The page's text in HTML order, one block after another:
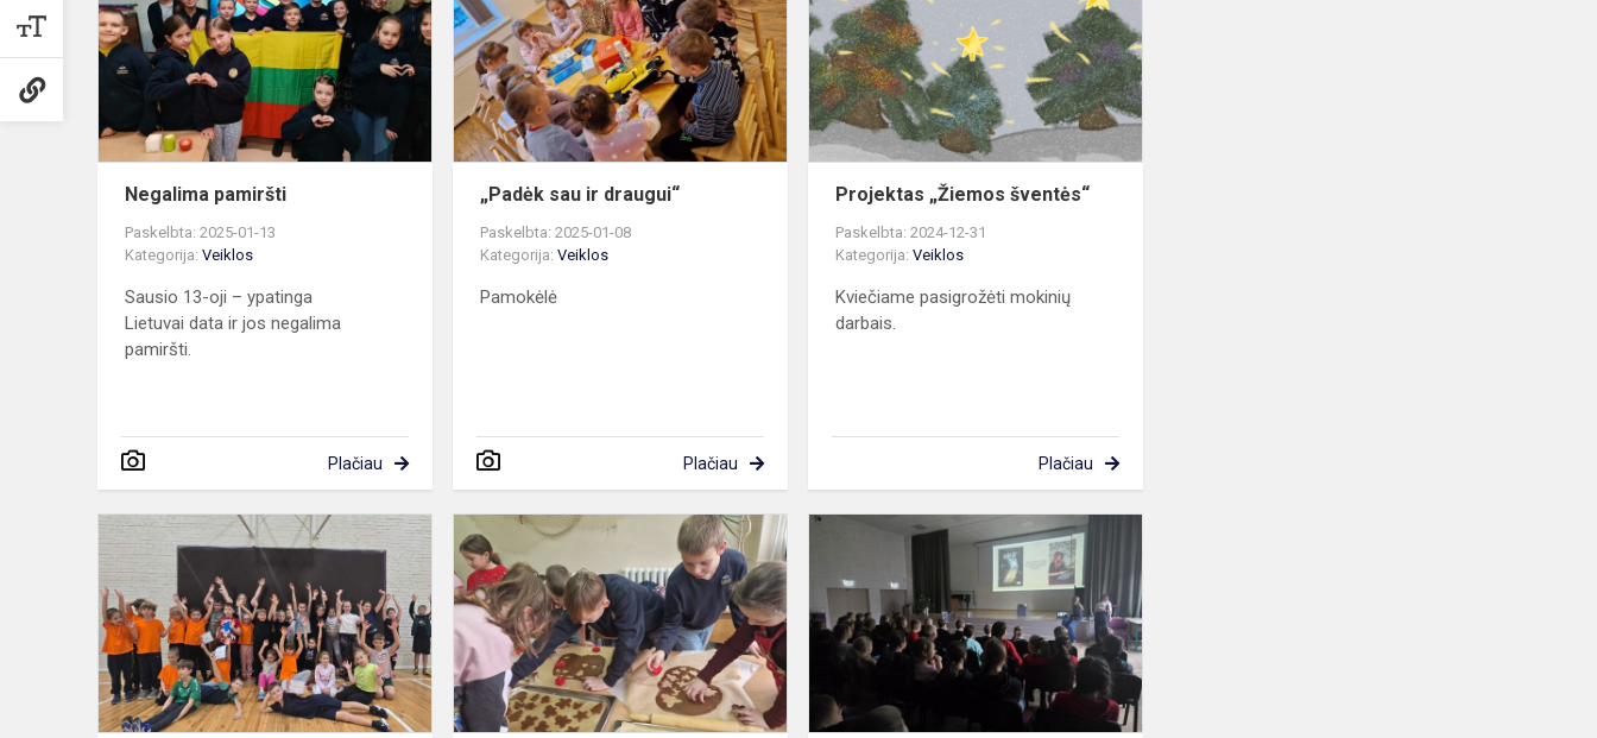
Negalima pamiršti
Paskelbta: 2025-01-13
Kategorija: Veiklos
Sausio 13-oji – ypatinga
Lietuvai data ir jos negalima
pamiršti.
Plačiau
ir
draugui“
„Padėk sau ir draugui“
Paskelbta: 2025-01-08
Kategorija:Veiklos
Pamokėlė
Plačiau
Projektas „Žiemos šventės“
Paskelbta: 2024-12-31
Kategorija:Veiklos
Kviečiame pasigrožėti mokinių
darbais.
Plačiau
Kalėdinės
sporto
varžybos
Kalėdinių
sausainių
magija
pristatyti
perskaitytą
knygą?